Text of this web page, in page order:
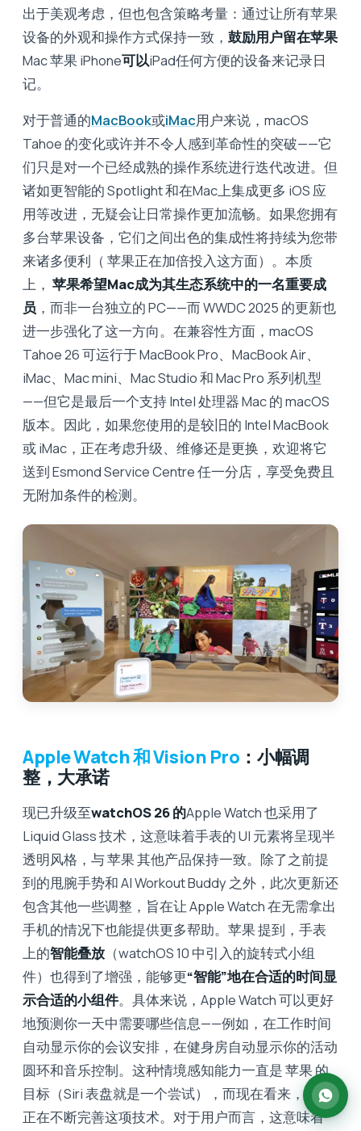
出于美观考虑，但也包含策略考量：通过让所有苹果
设备的外观和操作方式保持一致， 鼓励用户留在苹果
Mac 苹果 iPhone可以iPad任何方便的设备来记录日
记。
对于普通的MacBook或iMac用户来说，macOS
Tahoe 的变化或许并不令人感到革命性的突破——它
们只是对一个已经成熟的操作系统进行迭代改进。但
诸如更智能的 Spotlight 和在Mac上集成更多 iOS 应
用等改进，无疑会让日常操作更加流畅。如果您拥有
多台苹果设备，它们之间出色的集成性将持续为您带
来诸多便利（ 苹果正在加倍投入这方面）。本质
上， 苹果希望Mac成为其生态系统中的一名重要成
员 ，而非一台独立的 PC——而 WWDC 2025 的更新也
进一步强化了这一方向。在兼容性方面，macOS
Tahoe 26 可运行于 MacBook Pro、MacBook Air、
iMac、Mac mini、Mac Studio 和 Mac Pro 系列机型
——但它是最后一个支持 Intel 处理器 Mac 的 macOS
版本。因此，如果您使用的是较旧的 Intel MacBook
或 iMac，正在考虑升级、维修还是更换，欢迎将它
送到 Esmond Service Centre 任一分店，享受免费且
无附加条件的检测。
Apple Watch 和 Vision Pro ：小幅调
整，大承诺
现已升级至watchOS 26 的Apple Watch 也采用了
Liquid Glass 技术，这意味着手表的 UI 元素将呈现半
透明风格，与 苹果 其他产品保持一致。除了之前提
到的甩腕手势和 AI Workout Buddy 之外，此次更新还
包含其他一些调整，旨在让 Apple Watch 在无需拿出
手机的情况下也能提供更多帮助。苹果 提到，手表
上的智能叠放 （watchOS 10 中引入的旋转式小组
件）也得到了增强，能够更“智能”地在合适的时间显
示合适的小组件。具体来说，Apple Watch 可以更好
地预测你一天中需要哪些信息——例如，在工作时间
自动显示你的会议安排，在健身房自动显示你的活动
圆环和音乐控制。这种情境感知能力一直是 苹果 的
目标（Siri 表盘就是一个尝试），而现在看来，他们
正在不断完善这项技术。对于用户而言，这意味着